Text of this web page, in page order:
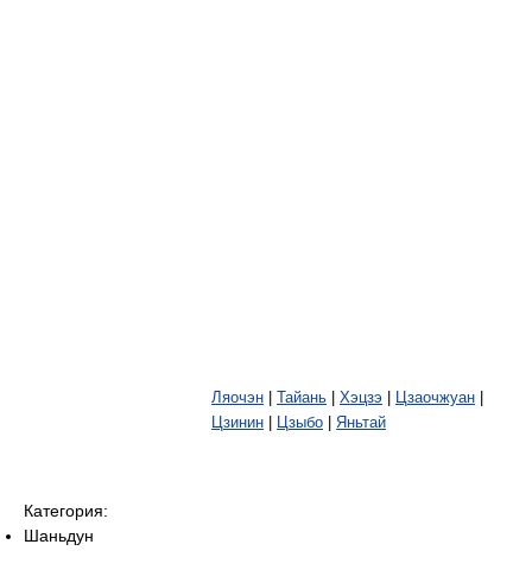
Ляочэн Тайань Хэцзэ Цзаочжуан
Цзинин
Цзыбо Яньтай
Категория:
Шаньдун